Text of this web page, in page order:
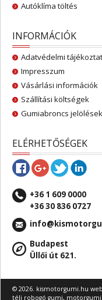
Autóklíma töltés
INFORMÁCIÓK
Adatvédelmi
Impresszum
Vásárlási információk
Szállítási költségek
Gumiabroncs jelölések
ELÉRHETŐSÉGEK
+36 1 609 0000
+36 30 836 0727
Budapest
Üllői út 621.
© 2026. kismotorgumi.hu
téli robogó gumi, motorgumi